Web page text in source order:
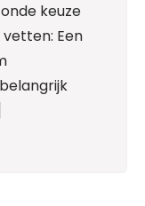
keuze
Een